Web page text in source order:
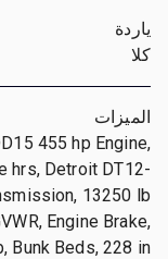
ياردة
كلا
الميزات
455 hp Engine,
hrs, Detroit DT12-
13250 lb
Engine Brake,
Bunk Beds, 228 in